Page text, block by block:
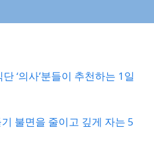
‘의사’분들이 추천하는 1일
불면을 줄이고 깊게 자는 5